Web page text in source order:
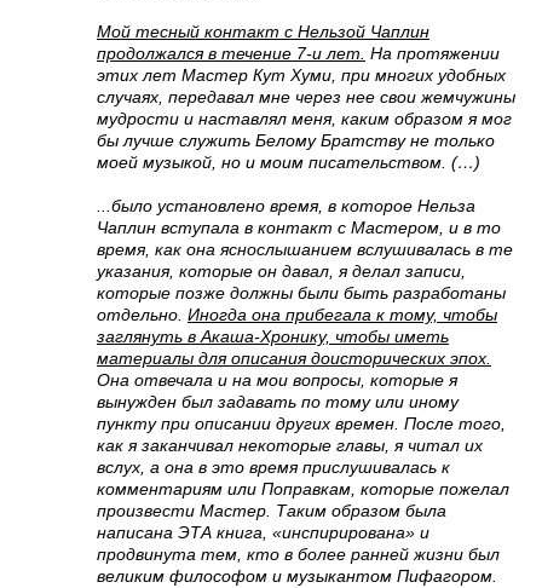
Мой тесный контакт с Нельзой Чаплин
продолжался в течение 7-и лет. На протяжении
этих лет Мастер Кут Хуми, при многих удобных
случаях, передавал мне через нее свои жемчужины
мудрости и наставлял меня, каким образом я мог
бы лучше служить Белому Братству не только
моей музыкой, но и моим писательством. (…)
...было установлено время, в которое Нельза
Чаплин вступала в контакт с Мастером, и в то
время, как она яснослышанием вслушивалась в те
указания, которые он давал, я делал записи,
которые позже должны были быть разработаны
отдельно. Иногда она прибегала к тому, чтобы
заглянуть в Акаша-Хронику, чтобы иметь
материалы для описания доисторических эпох.
Она отвечала и на мои вопросы, которые я
вынужден был задавать по тому или иному
пункту при описании других времен. После того,
как я заканчивал некоторые главы, я читал их
вслух, а она в это время прислушивалась к
комментариям или Поправкам, которые пожелал
произвести Мастер. Таким образом была
написана ЭТА книга, «инспирирована» и
продвинута тем, кто в более ранней жизни был
великим философом и музыкантом Пифагором.